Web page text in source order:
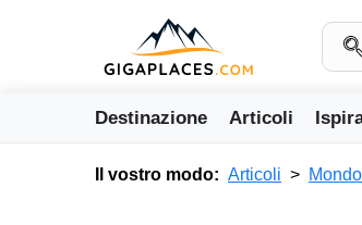
Destinazione Articoli
Il vostro modo: Articoli Mondo